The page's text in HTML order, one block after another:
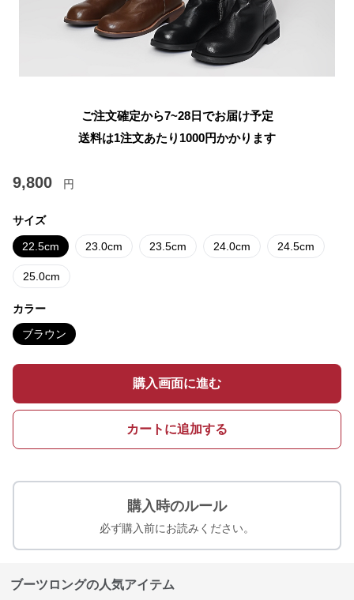
ご注文確定から7~28日でお届け予定
送料は1注文あたり 1000円かかります
9,800 円
サイズ
22.5cm 23.0cm 23.5cm 24.0cm 24.5cm
25.0cm
カラー
ブラウン
購入画面に進む
カートに追加する
購入時のルール
必ず購入前にお読みください。
ブーツロングの人気アイテム